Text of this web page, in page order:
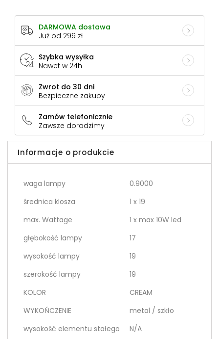
DARMOWA dostawa
Już od 299 zł
Szybka wysyłka
Nawet w 24h
Zwrot do 30 dni
Bezpieczne zakupy
Zamów telefonicznie
Zawsze doradzimy
Informacje o produkcie
waga lampy
0.9000
średnica klosza
1 x 19
max. Wattage
1 x max 10W led
głębokość lampy
17
wysokość lampy
19
szerokość lampy
19
KOLOR
CREAM
WYKOŃCZENIE
metal / szkło
wysokość elementu stałego
N/A